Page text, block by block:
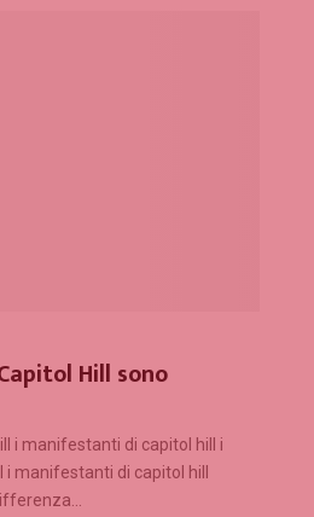
Hill sono
i manifestanti di capitol hill i
manifestanti di capitol hill